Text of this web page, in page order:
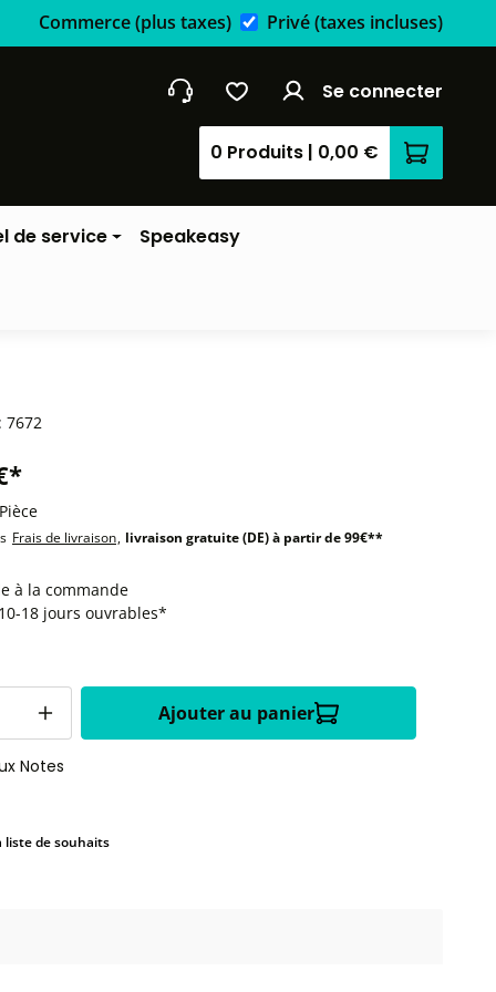
Commerce(plus taxes) Privé(taxes incluses)
Se connecter
0 Produits | 0,00 € Le
de service Speakeasy
7672
Frais de livraison, livraison gratuite (DE) à partir de 99€**
à la commande
18 jours ouvrables*
Ajouter au panier
Notes
liste de souhaits